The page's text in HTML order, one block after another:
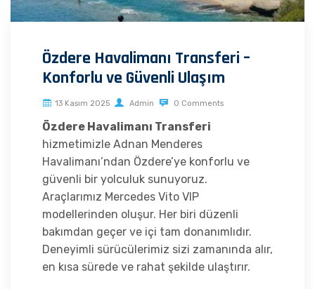
Özdere Havalimanı Transferi –
Konforlu ve Güvenli Ulaşım
13 Kasım 2025 Admin 0 Comments
Özdere Havalimanı Transferi
hizmetimizle Adnan Menderes
Havalimanı’ndan Özdere’ye konforlu ve
güvenli bir yolculuk sunuyoruz.
Araçlarımız Mercedes Vito VIP
modellerinden oluşur. Her biri düzenli
bakımdan geçer ve içi tam donanımlıdır.
Deneyimli sürücülerimiz sizi zamanında alır,
en kısa sürede ve rahat şekilde ulaştırır.